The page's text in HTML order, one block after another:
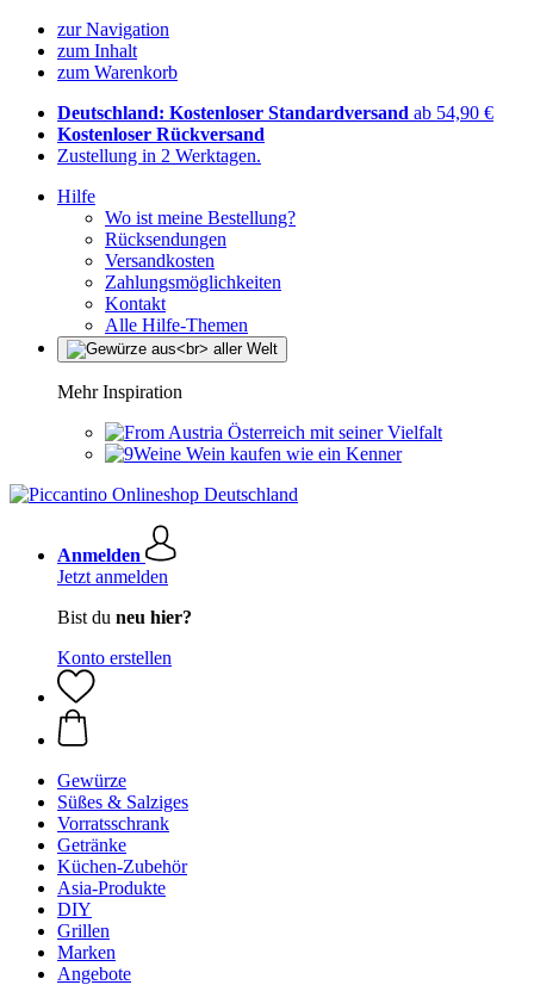
zur Navigation
zum Inhalt
zum Warenkorb
Deutschland: Kostenloser Standardversand ab 54,90 €
Kostenloser Rückversand
Zustellung in 2 Werktagen.
Hilfe
Wo ist meine Bestellung?
Rücksendungen
Versandkosten
Zahlungsmöglichkeiten
Kontakt
Alle Hilfe-Themen
Mehr Inspiration
Österreich mit seiner Vielfalt
Wein kaufen wie ein Kenner
Anmelden
Jetzt anmelden
Bist du neu hier?
Konto erstellen
Gewürze
Süßes & Salziges
Vorratsschrank
Getränke
Küchen-Zubehör
Asia-Produkte
DIY
Grillen
Marken
Angebote